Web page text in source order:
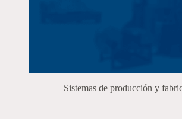
Sistemas de producción y